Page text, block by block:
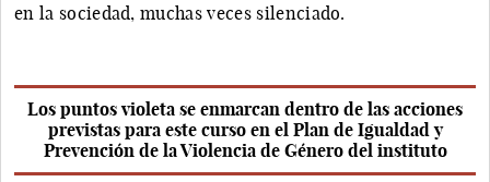
en la sociedad, muchas veces silenciado.
Los puntos violeta se enmarcan dentro de las acciones
previstas para este curso en el Plan de Igualdad y
Prevención de la Violencia de Género del instituto